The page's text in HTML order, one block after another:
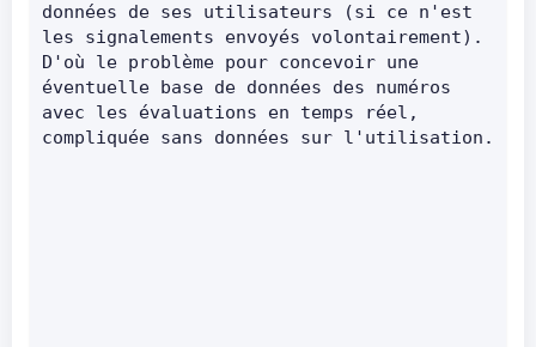
données de ses utilisateurs (si ce n'est
les signalements envoyés volontairement).
D'où le problème pour concevoir une
éventuelle base de données des numéros
avec les évaluations en temps réel,
compliquée sans données sur l'utilisation.